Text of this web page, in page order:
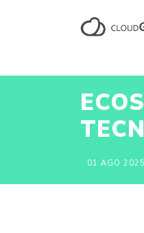
01 AGO 2025